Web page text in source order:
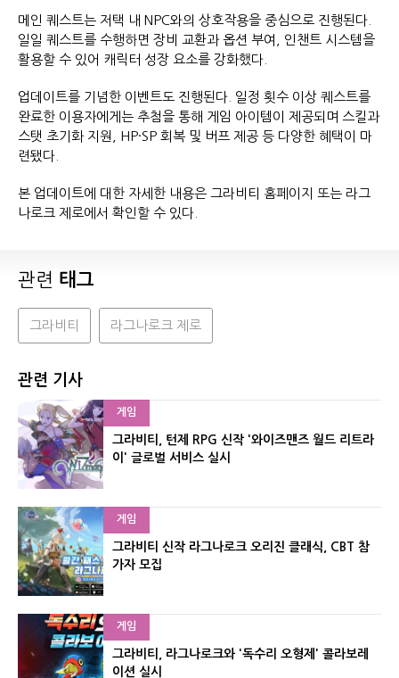
메인 퀘스트는 저택 내 NPC와의 상호작용을 중심으로 진행된다.
일일 퀘스트를 수행하면 장비 교환과 옵션 부여, 인챈트 시스템을
활용할 수 있어 캐릭터 성장 요소를 강화했다.
업데이트를 기념한 이벤트도 진행된다. 일정 횟수 이상 퀘스트를
완료한 이용자에게는 추첨을 통해 게임 아이템이 제공되며 스킬과
스탯 초기화 지원, HP·SP 회복 및 버프 제공 등 다양한 혜택이 마
련됐다.
본 업데이트에 대한 자세한 내용은 그라비티 홈페이지 또는 라그
나로크 제로에서 확인할 수 있다.
관련 태그
그라비티 라그나로크 제로
관련 기사
게임
그라비티, 턴제 RPG 신작 '와이즈맨즈 월드 리트라
이' 글로벌 서비스 실시
게임
그라비티 신작 라그나로크 오리진 클래식, CBT 참
가자 모집
게임
그라비티, 라그나로크와 '독수리 오형제' 콜라보레
이션 실시